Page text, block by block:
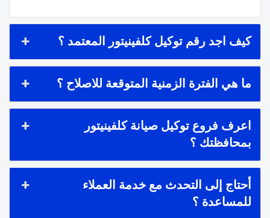
كيف اجد رقم توكيل كلفينيتور المعتمد ؟
ما هي الفترة الزمنية المتوقعة للاصلاح ؟
اعرف فروع توكيل صيانة كلفينيتور
بمحافظتك ؟
أحتاج إلى التحدث مع خدمة العملاء
للمساعدة ؟